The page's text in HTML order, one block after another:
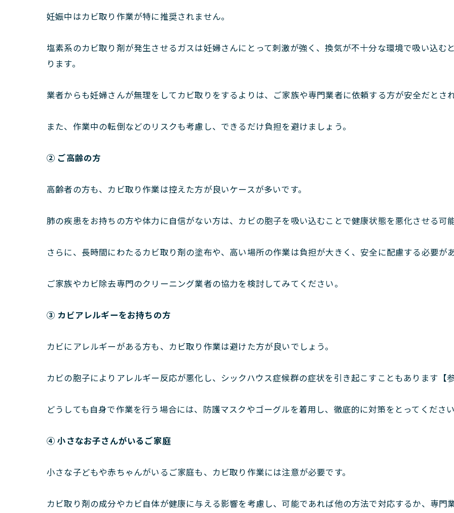
妊娠中はカビ取り作業が特に推奨されません。
塩素系のカビ取り剤が発生させるガスは妊婦さんにとって刺激が強く、換気が不十分な環境で吸い込む
ります。
業者からも妊婦さんが無理をしてカビ取りをするよりは、ご家族や専門業者に依頼する方が安全だとさ
また、作業中の転倒などのリスクも考慮し、できるだけ負担を避けましょう。
② ご高齢の方
高齢者の方も、カビ取り作業は控えた方が良いケースが多いです。
肺の疾患をお持ちの方や体力に自信がない方は、カビの胞子を吸い込むことで健康状態を悪化させる可
さらに、長時間にわたるカビ取り剤の塗布や、高い場所の作業は負担が大きく、安全に配慮する必要が
ご家族やカビ除去専門のクリーニング業者の協力を検討してみてください。
③ カビアレルギーをお持ちの方
カビにアレルギーがある方も、カビ取り作業は避けた方が良いでしょう。
カビの胞子によりアレルギー反応が悪化し、シックハウス症候群の症状を引き起こすこともあります【
どうしても自身で作業を行う場合には、防護マスクやゴーグルを着用し、徹底的に対策をとってくださ
④ 小さなお子さんがいるご家庭
小さな子どもや赤ちゃんがいるご家庭も、カビ取り作業には注意が必要です。
カビ取り剤の成分やカビ自体が健康に与える影響を考慮し、可能であれば他の方法で対応するか、専